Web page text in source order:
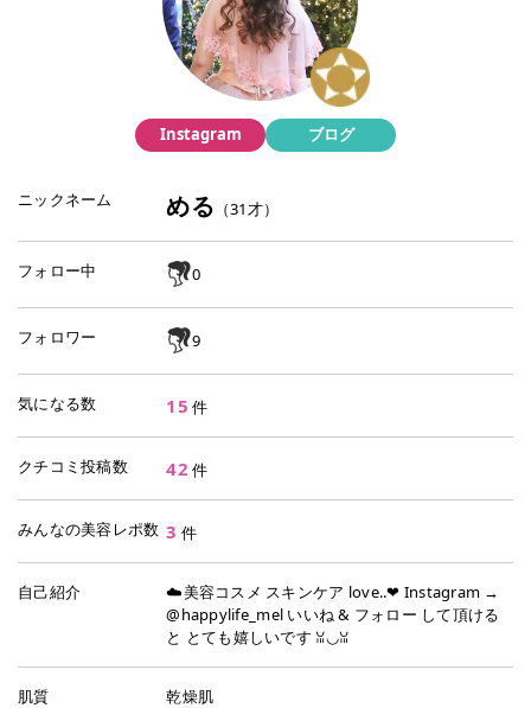
Instagram ブログ
ニックネーム める （31才）
フォロー中 0
フォロワー 9
気になる数 15 件
クチコミ投稿数 42 件
みんなの美容レポ数 3 件
自己紹介
☁️美容コスメ スキンケア love..❤︎ Instagram →
@happylife_mel いいね & フォロー して頂ける
と とても嬉しいです ꈍ◡ꈍ
肌質 乾燥肌